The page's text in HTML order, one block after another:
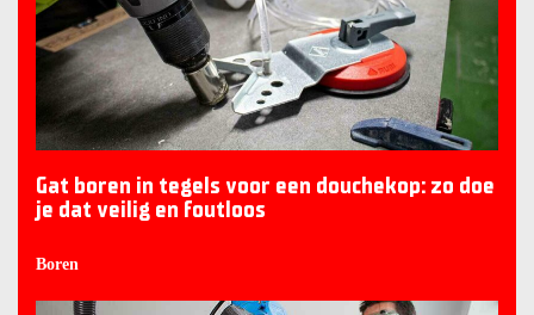
Gat boren in tegels voor een douchekop: zo doe
je dat veilig en foutloos
Boren